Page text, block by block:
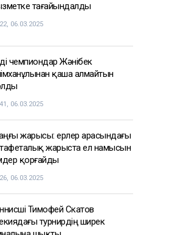
тағайындалды
06.03.2025
чемпиондар Жәнібек
қаша алмайтын
06.03.2025
жарысы: ерлер арасындағы
жарыста ел намысын
қорғайды
06.03.2025
Тимофей Скатов
турнирдің ширек